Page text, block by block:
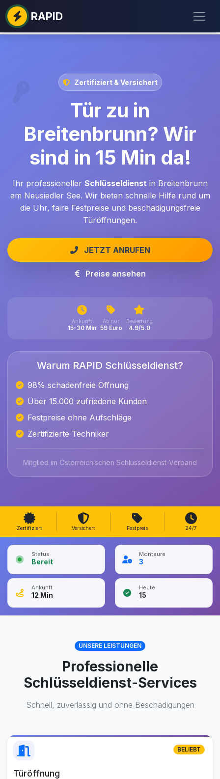
RAPID
Zertifiziert & Versichert
Tür zu in
Breitenbrunn? Wir
sind in 15 Min da!
Ihr professioneller Schlüsseldienst in Breitenbrunn
am Neusiedler See. Wir bieten schnelle Hilfe rund um
die Uhr, faire Festpreise und beschädigungsfreie
Türöffnungen.
JETZT ANRUFEN
Preise ansehen
Ankunft
15-30 Min
Ab nur
59 Euro
Bewertung
4.9/5.0
Warum RAPID Schlüsseldienst?
98% schadenfreie Öffnung
Über 15.000 zufriedene Kunden
Festpreise ohne Aufschläge
Zertifizierte Techniker
Mitglied im Österreichischen Schlüsseldienst-Verband
Zertifiziert Versichert Festpreis 24/7
Status
Bereit
Monteure
3
Ankunft
12 Min
Heute
15
UNSERE LEISTUNGEN
Professionelle
Schlüsseldienst-Services
Schnell, zuverlässig und ohne Beschädigungen
Türöffnung
BELIEBT